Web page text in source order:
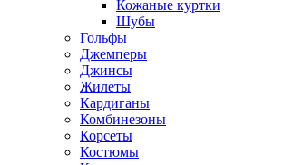
Кожаные куртки
Шубы
Гольфы
Джемперы
Джинсы
Жилеты
Кардиганы
Комбинезоны
Корсеты
Костюмы